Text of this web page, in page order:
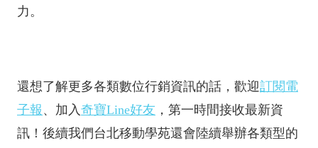
力。
還想了解更多各類數位行銷資訊的話，歡迎訂閱電
子報 、加入 奇寶Line好友 ，第一時間接收最新資
訊！後續我們台北移動學苑還會陸續舉辦各類型的